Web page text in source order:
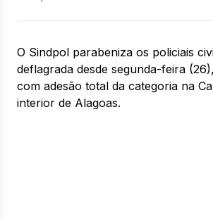
O Sindpol parabeniza os policiais
deflagrada desde segunda-feira
com adesão total da categoria na
interior de Alagoas.